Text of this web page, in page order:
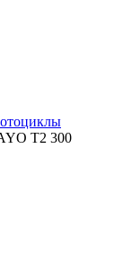
T2 300